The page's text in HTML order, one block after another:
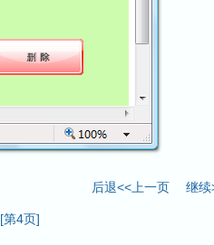
后退<<上一页 继续
[第4页]